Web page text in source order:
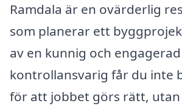
Ramdala är en ovärderlig
som planerar ett
av en kunnig och engagerad
kontrollansvarig får du inte
för att jobbet görs rätt, utan